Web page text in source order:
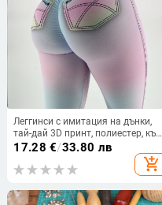
Леггинси с имитация на дънки,
тай-дай 3D принт, полиестер, къс
крачол, тесен силует
17.28 €/33.80 лв
add_shopping_cart